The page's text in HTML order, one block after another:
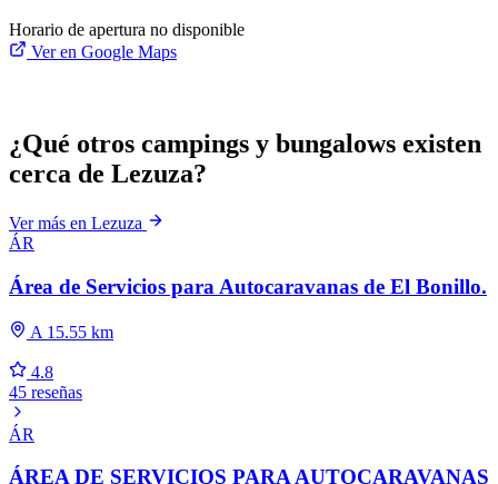
Horario de apertura no disponible
Ver en Google Maps
¿Qué otros campings y bungalows existen
cerca de Lezuza?
Ver más en Lezuza
ÁR
Área de Servicios para Autocaravanas de El Bonillo.
A 15.55 km
4.8
45 reseñas
ÁR
ÁREA DE SERVICIOS PARA AUTOCARAVANAS